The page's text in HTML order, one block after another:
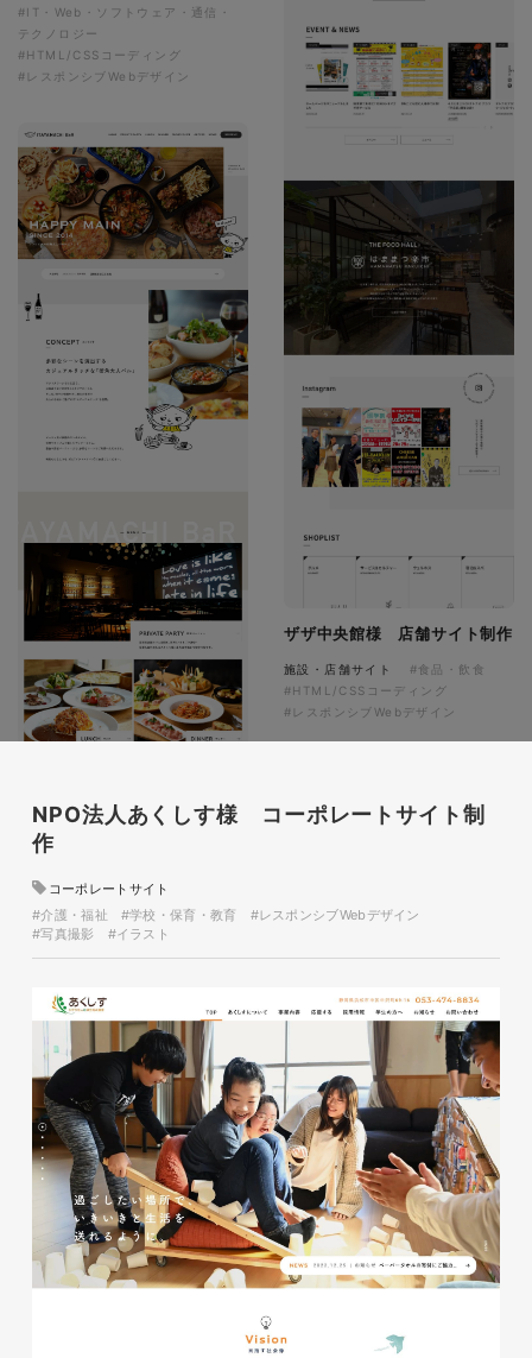
#IT・Web・ソフトウェア・通信・
テクノロジー
#HTML/CSSコーディング
#レスポンシブWebデザイン
ザザ中央館様 店舗サイト制作
施設・店舗サイト
#食品・飲食
#HTML/CSSコーディング
#レスポンシブWebデザイン
イタヤマチバル様 店舗サイト
制作
施設・店舗サイト
#食品・飲食
#HTML/CSSコーディング
#レスポンシブWebデザイン
アマット
#アパレル・ファッション
#フロアマット
NPO法人あくしす様 コーポレートサイト制
作
コーポレートサイト
#介護・福祉
#学校・保育・教育
#レスポンシブWebデザイン
#写真撮影
#イラスト